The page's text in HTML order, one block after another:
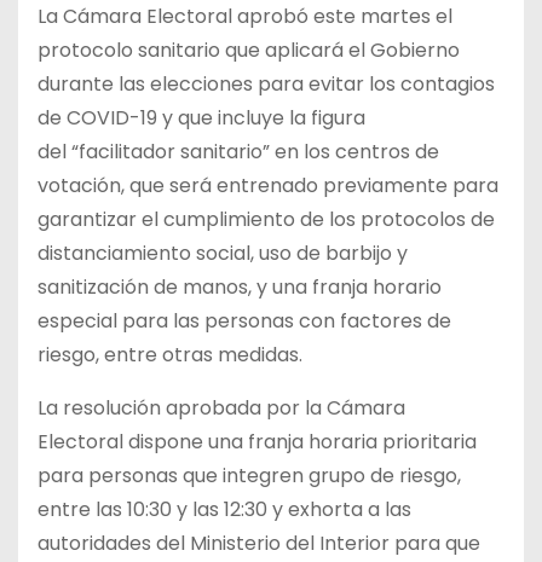
La Cámara Electoral aprobó este martes el
protocolo sanitario que aplicará el Gobierno
durante las elecciones para evitar los contagios
de COVID-19 y que incluye la figura
del “facilitador sanitario” en los centros de
votación, que será entrenado previamente para
garantizar el cumplimiento de los protocolos de
distanciamiento social, uso de barbijo y
sanitización de manos, y una franja horario
especial para las personas con factores de
riesgo, entre otras medidas.
La resolución aprobada por la Cámara
Electoral dispone una franja horaria prioritaria
para personas que integren grupo de riesgo,
entre las 10:30 y las 12:30 y exhorta a las
autoridades del Ministerio del Interior para que